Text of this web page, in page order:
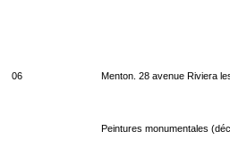
06 Menton. 28 avenue Riviera
Peintures monumentales